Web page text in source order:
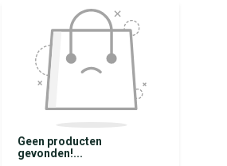
Geen producten
gevonden!...